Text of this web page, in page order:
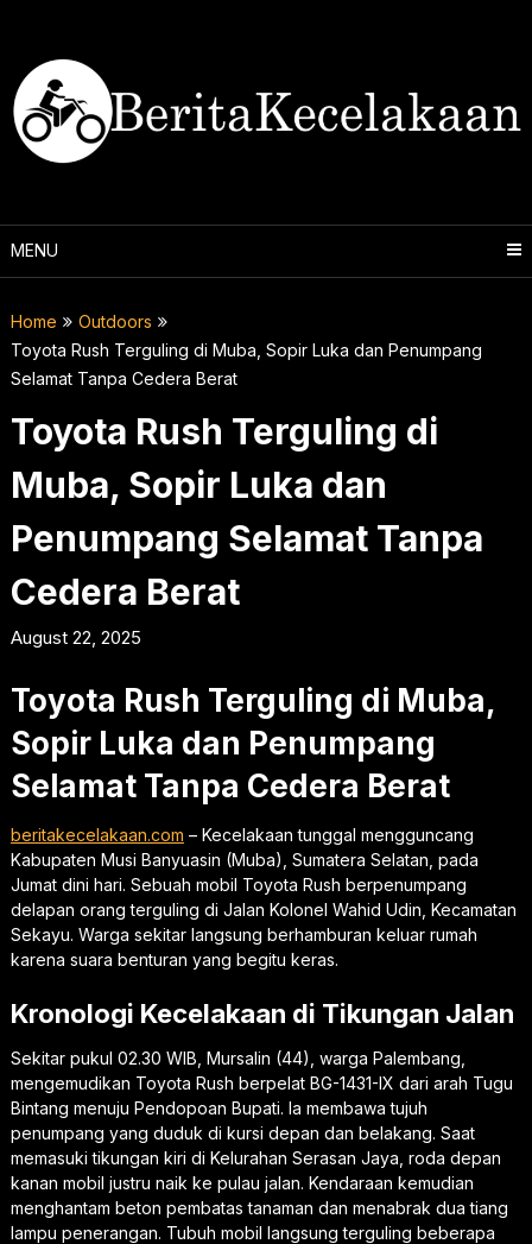
content
MENU
Home
Outdoors
Toyota Rush Terguling di Muba, Sopir Luka dan Penumpang
Selamat Tanpa Cedera Berat
Toyota Rush Terguling di
Muba, Sopir Luka dan
Penumpang Selamat Tanpa
Cedera Berat
August 22, 2025
Toyota Rush Terguling di Muba,
Sopir Luka dan Penumpang
Selamat Tanpa Cedera Berat
beritakecelakaan.com – Kecelakaan tunggal mengguncang
Kabupaten Musi Banyuasin (Muba), Sumatera Selatan, pada
Jumat dini hari. Sebuah mobil Toyota Rush berpenumpang
delapan orang terguling di Jalan Kolonel Wahid Udin, Kecamatan
Sekayu. Warga sekitar langsung berhamburan keluar rumah
karena suara benturan yang begitu keras.
Kronologi Kecelakaan di Tikungan Jalan
Sekitar pukul 02.30 WIB, Mursalin (44), warga Palembang,
mengemudikan Toyota Rush berpelat BG-1431-IX dari arah Tugu
Bintang menuju Pendopoan Bupati. Ia membawa tujuh
penumpang yang duduk di kursi depan dan belakang. Saat
memasuki tikungan kiri di Kelurahan Serasan Jaya, roda depan
kanan mobil justru naik ke pulau jalan. Kendaraan kemudian
menghantam beton pembatas tanaman dan menabrak dua tiang
lampu penerangan. Tubuh mobil langsung terguling beberapa